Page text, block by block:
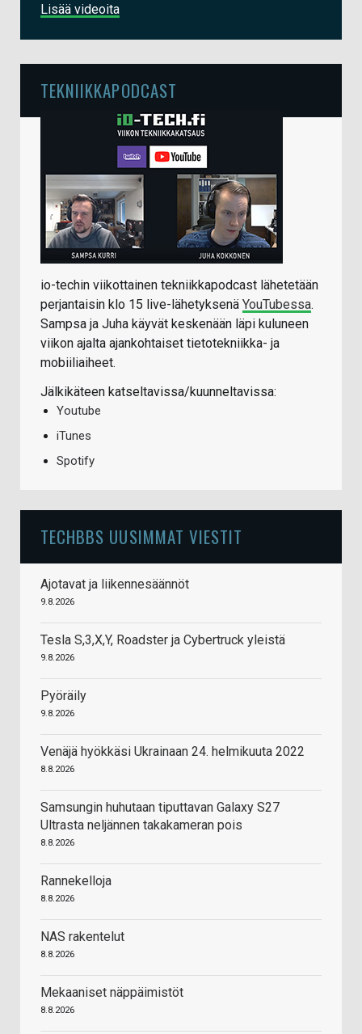
Lisää videoita
TEKNIIKKAPODCAST
io-techin viikottainen tekniikkapodcast lähetetään
perjantaisin klo 15 live-lähetyksenä YouTubessa.
Sampsa ja Juha käyvät keskenään läpi kuluneen
viikon ajalta ajankohtaiset tietotekniikka- ja
mobiiliaiheet.
Jälkikäteen katseltavissa/kuunneltavissa:
Youtube
iTunes
Spotify
TECHBBS UUSIMMAT VIESTIT
Ajotavat ja liikennesäännöt
9.8.2026
Tesla S,3,X,Y, Roadster ja Cybertruck yleistä
9.8.2026
Pyöräily
9.8.2026
Venäjä hyökkäsi Ukrainaan 24. helmikuuta 2022
8.8.2026
Samsungin huhutaan tiputtavan Galaxy S27
Ultrasta neljännen takakameran pois
8.8.2026
Rannekelloja
8.8.2026
NAS rakentelut
8.8.2026
Mekaaniset näppäimistöt
8.8.2026